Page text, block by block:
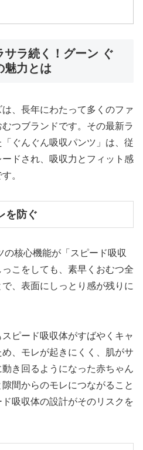
サラ続く！グーン ぐ
魅力とは
、長年にわたって多くのファ
つブランドです。その最新ラ
ぐんぐん吸収パンツ」は、従
ドされ、吸収力とフィット感
。
を防ぐ
の核心機能が「スピード吸収
こをしても、素早くおむつ全
、表面にしっとり感が残りに
ピード吸収体がすばやくキャ
、モレが起きにくく、肌がサ
き回るようになった赤ちゃん
間からのモレにつながること
吸収体の設計がそのリスクを